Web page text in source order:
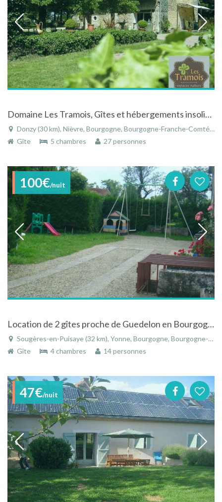
Domaine Les Tramois, Gîtes et hébergements insolites
Donzy (30 km), Nièvre, Bourgogne, Bourgogne-Franche-Comté, France
Gîte
5 chambres 27 personnes
100€/nuit
Location de 2 gîtes proche de Guedelon en Bourgogne
Sougères-en-Puisaye (32 km), Yonne, Bourgogne, Bourgogne-Franche-Comté, France
Gîte
4 chambres 14 personnes
47€/nuit